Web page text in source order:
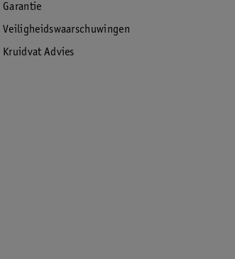
Garantie
Veiligheidswaarschuwingen
Kruidvat Advies